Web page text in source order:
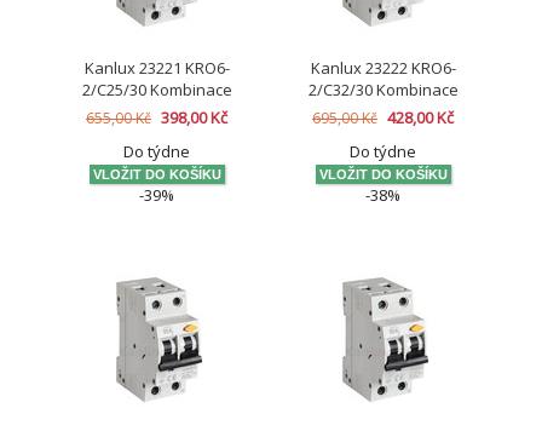
Kanlux 23221 KRO6-
2/C25/30 Kombinace
jistič-proudový chránič
655,00 Kč 398,00 Kč
Do týdne
-39%
Kanlux 23222 KRO6-
2/C32/30 Kombinace
jistič-proudový chránič
695,00 Kč 428,00 Kč
Do týdne
-38%